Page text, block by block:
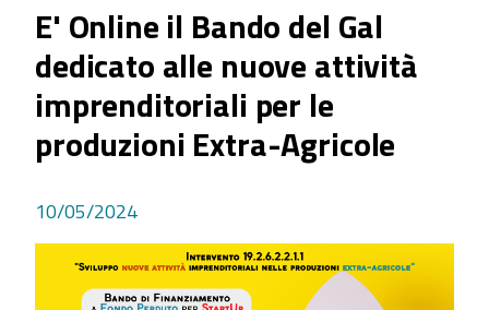
E' Online il Bando del Gal
dedicato alle nuove attività
imprenditoriali per le
produzioni Extra-Agricole
10/05/2024